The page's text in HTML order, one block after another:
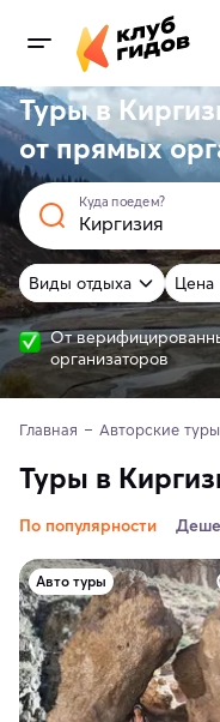
Туры в
отпрямых
Куда поедем?
Виды отдыха Цена
От
организаторов
Главная Авторские туры
Туры в
По популярности
Авто туры